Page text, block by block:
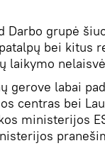
Darbo grupė
bei kitus
laikymo
gerove labai
centras bei
ministerijos